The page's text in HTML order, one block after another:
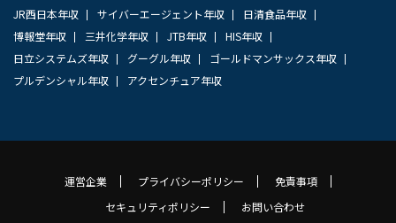
JR西日本年収
サイバーエージェント年収
日清食品年収
博報堂年収
三井化学年収 JTB年収
HIS年収
日立システムズ年収
グーグル年収
ゴールドマンサックス年収
プルデンシャル年収
アクセンチュア年収
運営企業 プライバシーポリシー
免責事項
セキュリティポリシー
お問い合わせ